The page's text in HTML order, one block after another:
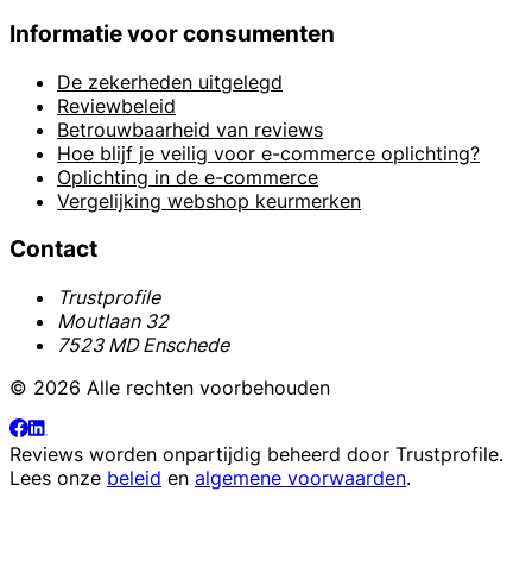
Informatie voor consumenten
De zekerheden uitgelegd
Reviewbeleid
Betrouwbaarheid van reviews
Hoe blijf je veilig voor e-commerce oplichting?
Oplichting in de e-commerce
Vergelijking webshop keurmerken
Contact
Trustprofile
Moutlaan 32
7523 MD Enschede
© 2026 Alle rechten voorbehouden
Reviews worden onpartijdig beheerd door Trustprofile.
Lees onze beleid en algemene voorwaarden.